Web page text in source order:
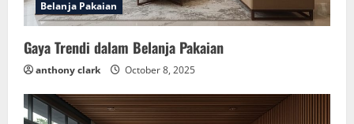
Belanja Pakaian
Gaya Trendi dalam Belanja Pakaian
anthony clark October 8, 2025